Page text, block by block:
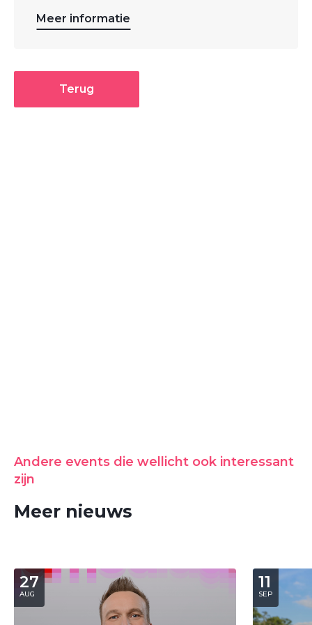
Meer informatie
Terug
Andere events die wellicht ook interessant
zijn
Meer nieuws
27
AUG
11
SEP